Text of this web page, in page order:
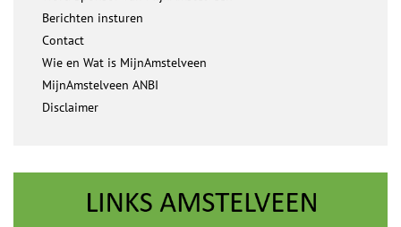
Berichten insturen
Contact
Wie en Wat is MijnAmstelveen
MijnAmstelveen ANBI
Disclaimer